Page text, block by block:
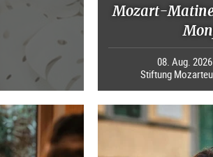
Mozart-
08. Aug.
Stiftung